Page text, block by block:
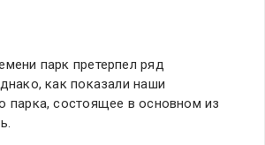
парк претерпел ряд
как показали наши
парка, состоящее в основном из